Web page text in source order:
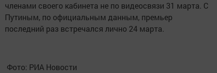
членами своего кабинета не по видеосвязи 31 марта. С
Путиным, по официальным данным, премьер
последний раз встречался лично 24 марта.
Фото: РИА Новости